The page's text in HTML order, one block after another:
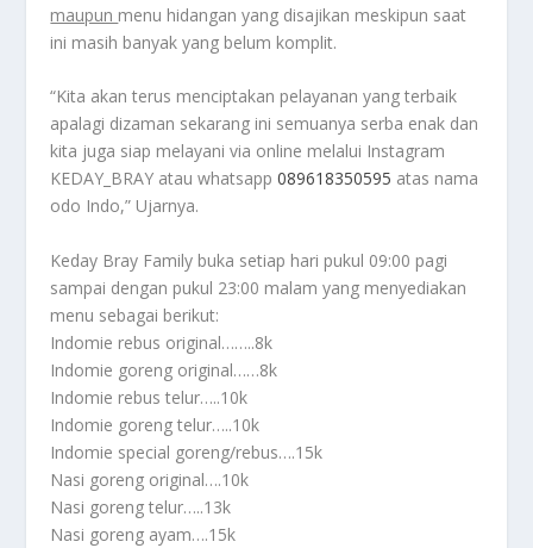
maupun menu hidangan yang disajikan meskipun saat
ini masih banyak yang belum komplit.
“Kita akan terus menciptakan pelayanan yang terbaik
apalagi dizaman sekarang ini semuanya serba enak dan
kita juga siap melayani via online melalui Instagram
KEDAY_BRAY atau whatsapp089618350595 atas nama
odo Indo,” Ujarnya.
Keday Bray Family buka setiap hari pukul 09:00 pagi
sampai dengan pukul 23:00 malam yang menyediakan
menu sebagai berikut:
Indomie rebus original……..8k
Indomie goreng original……8k
Indomie rebus telur…..10k
Indomie goreng telur…..10k
Indomie special goreng/rebus….15k
Nasi goreng original….10k
Nasi goreng telur…..13k
Nasi goreng ayam….15k